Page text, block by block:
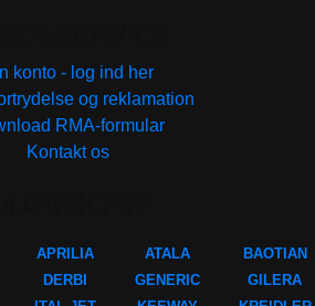
konto - log ind her
og reklamation
RMA-formular
Kontakt os
APRILIA
DERBI
ATALA
GENERIC
BAOTIAN
GILERA